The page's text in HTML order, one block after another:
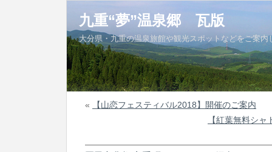
九重“夢”温泉郷 瓦版
大分県・九重の温泉旅館や観光スポットなどをご案内
«
【山恋フェスティバル2018】開催のご案内
【紅葉無料シ